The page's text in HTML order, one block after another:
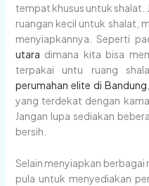
tempat khusus untuk shalat.
ruangan kecil untuk shalat,
menyiapkannya. Seperti
utara dimana kita bisa
terpakai untu ruang
perumahan elite di Bandung
yang terdekat dengan
Jangan lupa sediakan
bersih.
Selain menyiapkan berbagai
pula untuk menyediakan